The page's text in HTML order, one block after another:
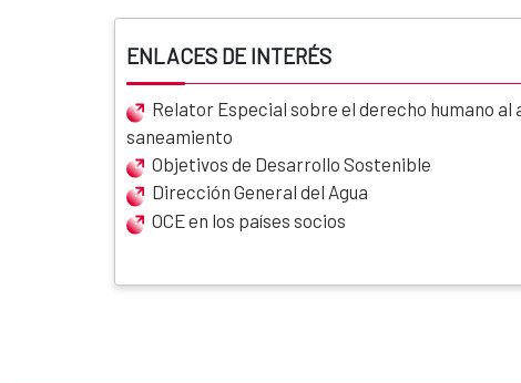
ENLACES DE INTERÉS
Relator Especial sobre el derecho humano al
saneamiento
Objetivos de Desarrollo Sostenible
Dirección General del Agua
OCE en los países socios